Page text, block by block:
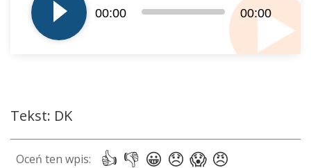
dźwiękowych
00:00 00:00
Tekst: DK